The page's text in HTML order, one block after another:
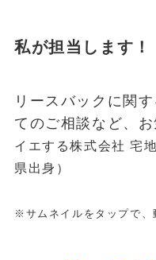
私が担当します！
リースバックに関
てのご相談など、
イエする株式会社 宅
県出身）
※サムネイルをタップで、